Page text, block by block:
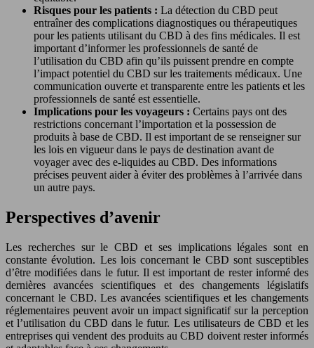
Risques pour les patients : La détection du CBD peut
entraîner des complications diagnostiques ou thérapeutiques
pour les patients utilisant du CBD à des fins médicales. Il est
important d’informer les professionnels de santé de
l’utilisation du CBD afin qu’ils puissent prendre en compte
l’impact potentiel du CBD sur les traitements médicaux. Une
communication ouverte et transparente entre les patients et les
professionnels de santé est essentielle.
Implications pour les voyageurs : Certains pays ont des
restrictions concernant l’importation et la possession de
produits à base de CBD. Il est important de se renseigner sur
les lois en vigueur dans le pays de destination avant de
voyager avec des e-liquides au CBD. Des informations
précises peuvent aider à éviter des problèmes à l’arrivée dans
un autre pays.
Perspectives d’avenir
Les recherches sur le CBD et ses implications légales sont en
constante évolution. Les lois concernant le CBD sont susceptibles
d’être modifiées dans le futur. Il est important de rester informé des
dernières avancées scientifiques et des changements législatifs
concernant le CBD. Les avancées scientifiques et les changements
réglementaires peuvent avoir un impact significatif sur la perception
et l’utilisation du CBD dans le futur. Les utilisateurs de CBD et les
entreprises qui vendent des produits au CBD doivent rester informés